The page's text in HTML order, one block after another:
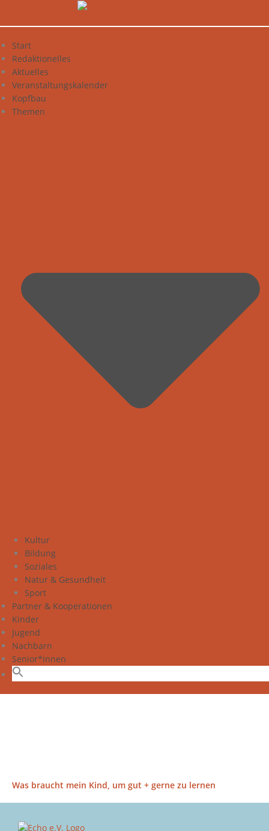
Start
Redaktionelles
Aktuelles
Veranstaltungskalender
Kopfbau
Themen
Kultur
Bildung
Soziales
Natur & Gesundheit
Sport
Partner & Kooperationen
Kinder
Jugend
Nachbarn
Senior*innen
Was braucht mein Kind, um gut + gerne zu lernen